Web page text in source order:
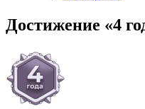
Достижение «4